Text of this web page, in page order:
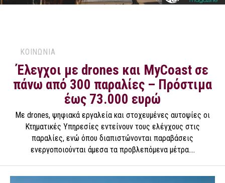
ΚΟΙΝΩΝΙΑ
Έλεγχοι με drones και MyCoast σε
πάνω από 300 παραλίες – Πρόστιμα
έως 73.000 ευρώ
Με drones, ψηφιακά εργαλεία και στοχευμένες αυτοψίες οι
Κτηματικές Υπηρεσίες εντείνουν τους ελέγχους στις
παραλίες, ενώ όπου διαπιστώνονται παραβάσεις
ενεργοποιούνται άμεσα τα προβλεπόμενα μέτρα....